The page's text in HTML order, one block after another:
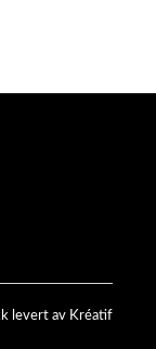
levert av Kréatif